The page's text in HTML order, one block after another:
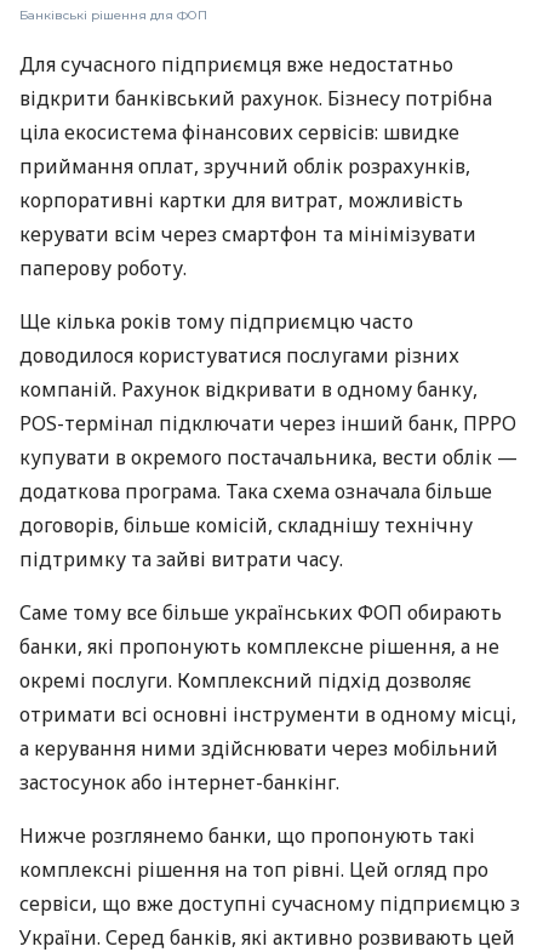
Банківські рішення для ФОП
Для сучасного підприємця вже недостатньо
відкрити банківський рахунок. Бізнесу потрібна
ціла екосистема фінансових сервісів: швидке
приймання оплат, зручний облік розрахунків,
корпоративні картки для витрат, можливість
керувати всім через смартфон та мінімізувати
паперову роботу.
Ще кілька років тому підприємцю часто
доводилося користуватися послугами різних
компаній. Рахунок відкривати в одному банку,
POS-термінал підключати через інший банк, ПРРО
купувати в окремого постачальника, вести облік —
додаткова програма. Така схема означала більше
договорів, більше комісій, складнішу технічну
підтримку та зайві витрати часу.
Саме тому все більше українських ФОП обирають
банки, які пропонують комплексне рішення, а не
окремі послуги. Комплексний підхід дозволяє
отримати всі основні інструменти в одному місці,
а керування ними здійснювати через мобільний
застосунок або інтернет-банкінг.
Нижче розглянемо банки, що пропонують такі
комплексні рішення на топ рівні. Цей огляд про
сервіси, що вже доступні сучасному підприємцю з
України. Серед банків, які активно розвивають цей